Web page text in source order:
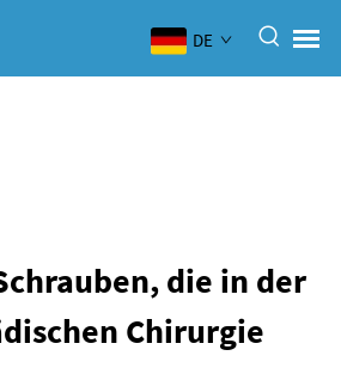
DE
die in der
Chirurgie